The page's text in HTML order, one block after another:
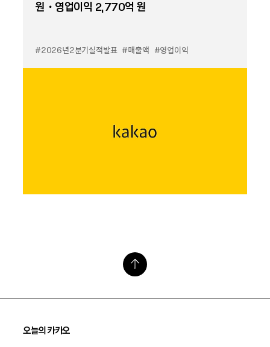
원・영업이익 2,770억 원
#2026년2분기실적발표 #매출액 #영업이익
오늘의 카카오